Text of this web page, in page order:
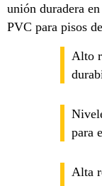
unión duradera
PVC para pisos
Alto
para
Alta